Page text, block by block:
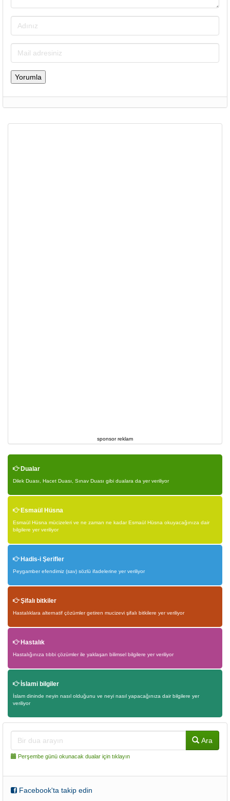
sponsor reklam
Dualar
Dilek Duası, Hacet Duası, Sınav Duası gibi dualara da yer veriliyor
Esmaül Hüsna
Esmaül Hüsna mücizeleri ve ne zaman ne kadar Esmaül Hüsna okuyacağınıza dair
bilgilere yer veriliyor
Hadis-i Şerifler
Peygamber efendimiz (sav) sözlü ifadelerine yer veriliyor
Şifalı bitkiler
Hastalıklara alternatif çözümler getiren mucizevi şifalı bitkilere yer veriliyor
Hastalık
Hastalığınıza tıbbi çözümler ile yaklaşan bilimsel bilgilere yer veriliyor
İslami bilgiler
İslam dininde neyin nasıl olduğunu ve neyi nasıl yapacağınıza dair bilgilere yer
veriliyor
Ara
Perşembe günü okunacak dualar için tıklayın
Facebook'ta takip edin